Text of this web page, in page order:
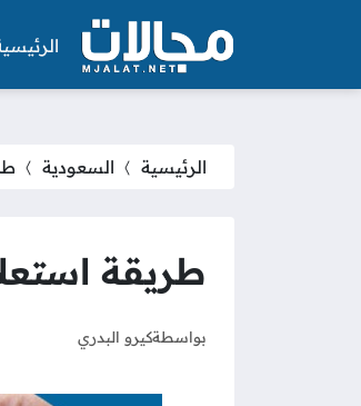
الرئيسية السعودية
طريقة
بواسطةكيرو البدري